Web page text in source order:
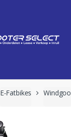
E-Fatbikes Windgoo